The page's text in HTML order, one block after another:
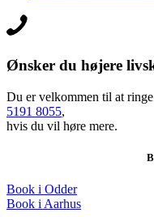
Ønsker du højere
Du er velkommen til at
5191 8055,
hvis du vil høre mere.
Book i Odder
Book i Aarhus